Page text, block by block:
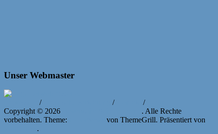
Unser Webmaster
/ / /
Copyright © 2026
. Alle Rechte
vorbehalten. Theme:
von ThemeGrill. Präsentiert von
.